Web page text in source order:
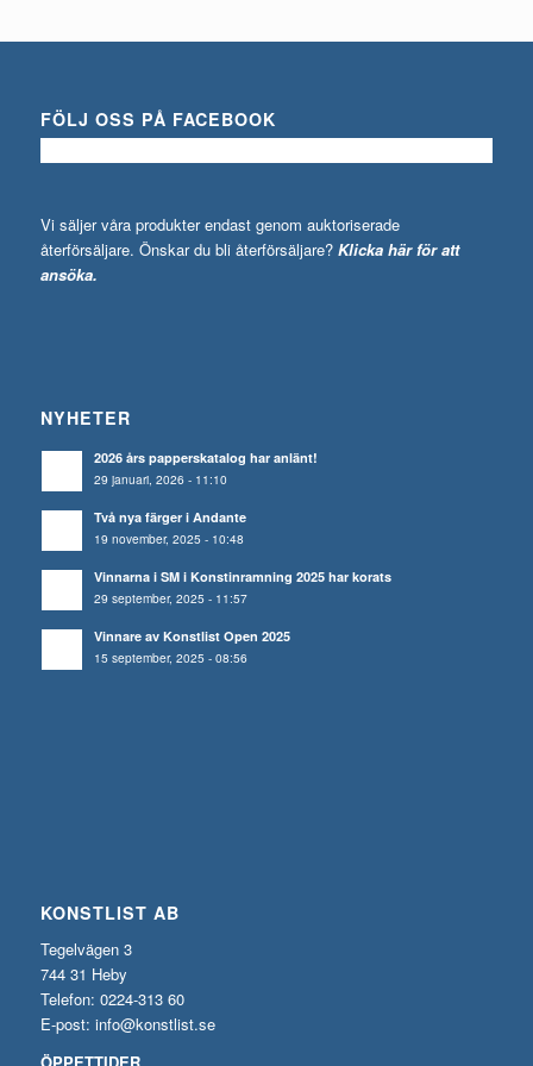
FÖLJ OSS PÅ FACEBOOK
Vi säljer våra produkter endast genom auktoriserade
återförsäljare. Önskar du bli återförsäljare? Klicka här för att
ansöka.
NYHETER
2026 års papperskatalog har anlänt!
29 januari, 2026 - 11:10
Två nya färger i Andante
19 november, 2025 - 10:48
Vinnarna i SM i Konstinramning 2025 har korats
29 september, 2025 - 11:57
Vinnare av Konstlist Open 2025
15 september, 2025 - 08:56
KONSTLIST AB
Tegelvägen 3
744 31 Heby
Telefon: 0224-313 60
E-post: info@konstlist.se
ÖPPETTIDER